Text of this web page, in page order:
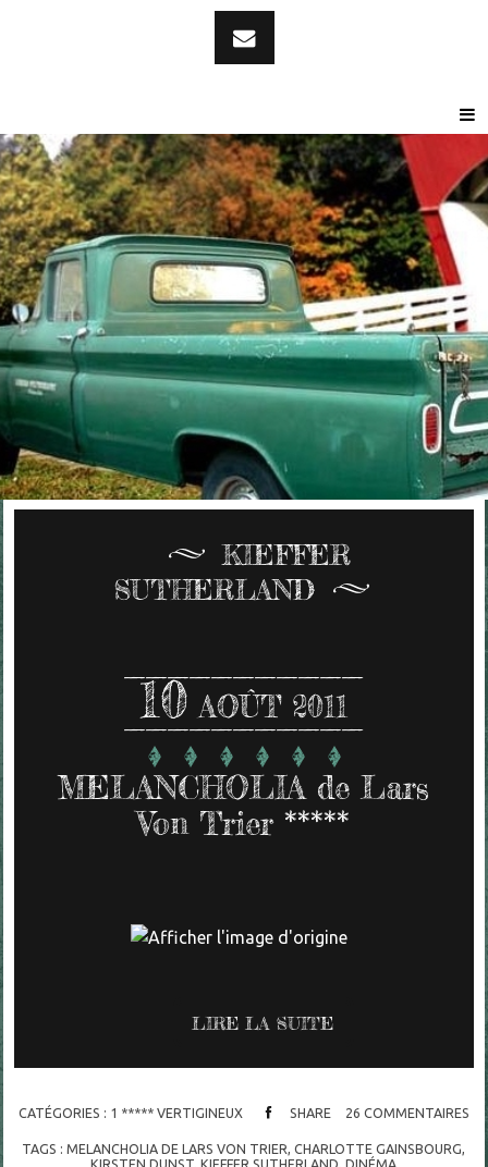
KIEFFER
SUTHERLAND
10 AOÛT 2011
MELANCHOLIA de Lars
Von Trier *****
LIRE LA SUITE
CATÉGORIES : 1 ***** VERTIGINEUX SHARE 26 COMMENTAIRES
TAGS :MELANCHOLIA DE LARS VON TRIER ,CHARLOTTE GAINSBOURG
KIRSTEN DUNST ,KIEFFER SUTHERLAND ,DINÉMA